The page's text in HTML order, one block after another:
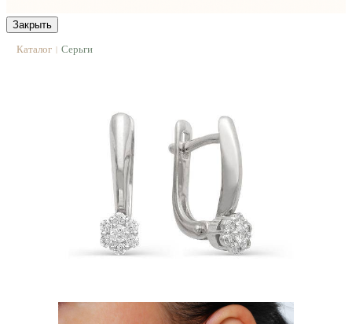
Закрыть
Каталог | Серьги